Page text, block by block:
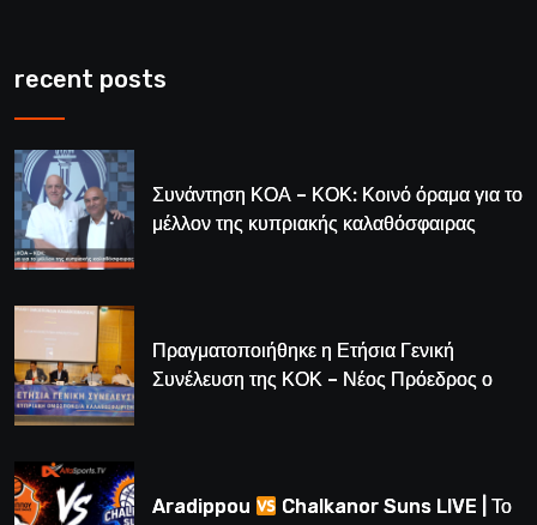
recent posts
Συνάντηση ΚΟΑ – ΚΟΚ: Κοινό όραμα για το
μέλλον της κυπριακής καλαθόσφαιρας
Πραγματοποιήθηκε η Ετήσια Γενική
Συνέλευση της ΚΟΚ – Νέος Πρόεδρος ο
Aradippou
Chalkanor Suns LIVE | Το